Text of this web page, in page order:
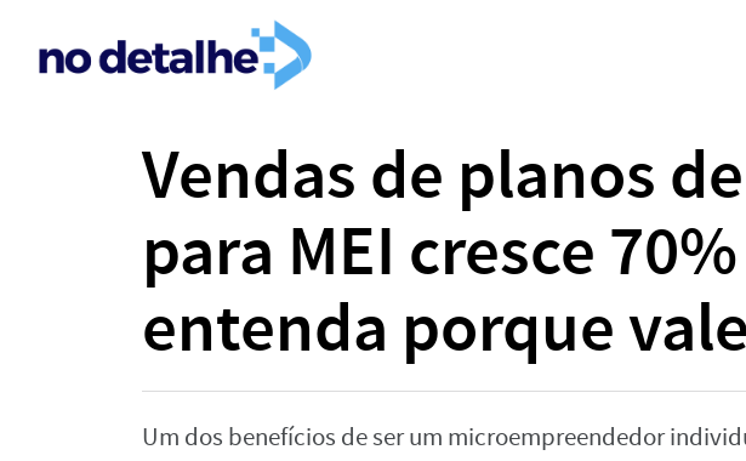
Vendas de planos
para MEI cresce
entenda porque
Um dos benefícios de ser um microempreendedor